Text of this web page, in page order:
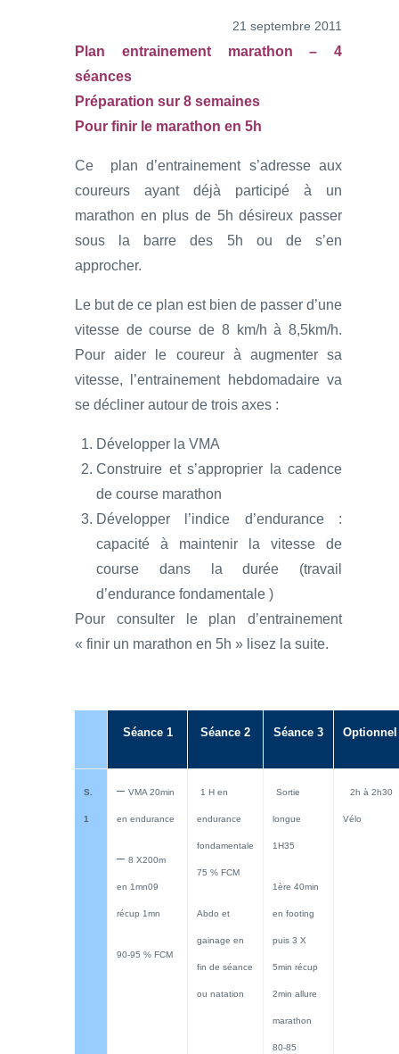
21 septembre 2011
Plan entrainement marathon – 4
séances
Préparation sur 8 semaines
Pour finir le marathon en 5h
Ce plan d’entrainement s’adresse aux
coureurs ayant déjà participé à un
marathon en plus de 5h désireux passer
sous la barre des 5h ou de s’en
approcher.
Le but de ce plan est bien de passer d’une
vitesse de course de 8 km/h à 8,5km/h.
Pour aider le coureur à augmenter sa
vitesse, l’entrainement hebdomadaire va
se décliner autour de trois axes :
Développer la VMA
Construire et s’approprier la cadence
de course marathon
Développer l’indice d’endurance :
capacité à maintenir la vitesse de
course dans la durée (travail
d’endurance fondamentale )
Pour consulter le plan d’entrainement
« finir un marathon en 5h » lisez la suite.
Séance 1 Séance 2 Séance 3 Optionnel
S.
1
– VMA 20min
en endurance
– 8 X200m
en 1mn09
récup 1mn
90-95 % FCM
1 H en
endurance
fondamentale
75 % FCM
Abdo et
gainage en
fin de séance
ou natation
Sortie
longue
1H35
1ère 40min
en footing
puis 3 X
5min récup
2min allure
marathon
80-85
2h à 2h30
Vélo